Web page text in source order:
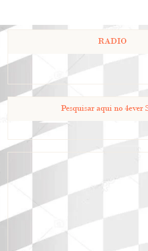
RADIO
Pesquisar aqui no 4ever